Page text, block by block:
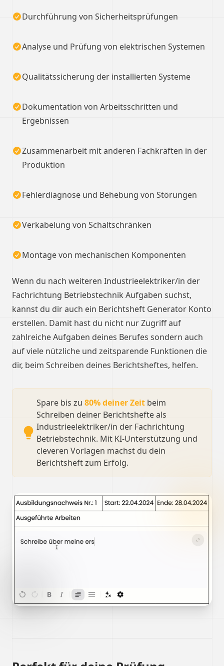
Durchführung von Sicherheitsprüfungen
Analyse und Prüfung von elektrischen Systemen
Qualitätssicherung der installierten Systeme
Dokumentation von Arbeitsschritten und
Ergebnissen
Zusammenarbeit mit anderen Fachkräften in der
Produktion
Fehlerdiagnose und Behebung von Störungen
Verkabelung von Schaltschränken
Montage von mechanischen Komponenten
Wenn du nach weiteren Industrieelektriker/in der
Fachrichtung Betriebstechnik Aufgaben suchst,
kannst du dir auch ein Berichtsheft Generator Konto
erstellen. Damit hast du nicht nur Zugriff auf
zahlreiche Aufgaben deines Berufes sondern auch
auf viele nützliche und zeitsparende Funktionen die
dir, beim Schreiben deines Berichtsheftes, helfen.
Spare bis zu 80% deiner Zeit beim
Schreiben deiner Berichtshefte als
Industrieelektriker/in der Fachrichtung
Betriebstechnik. Mit KI-Unterstützung und
cleveren Vorlagen machst du dein
Berichtsheft zum Erfolg.